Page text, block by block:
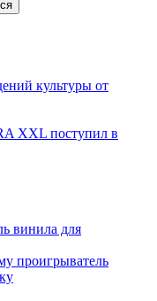
культуры от
XXL поступил в
винила для
проигрыватель